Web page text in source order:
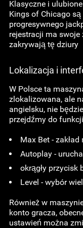
Klasyczne i
Kings of Chicago
progresywnego
rejestracji ma swoje
zakrywają tę dziury
Lokalizacja i
W Polsce ta
zlokalizowana, ale
angielsku, nie
przejdźmy do
Max Bet -
Autoplay -
okrągły przycisk
Level - wybór
Również w
konto gracza,
ustawień można